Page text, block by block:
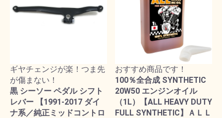
ギヤチェンジが楽！つま先
が傷まない！
黒 シーソー ペダル シフト
レバー 【1991-2017 ダイ
ナ系／純正ミッドコントロ
おすすめ商品です！
100％全合成 SYNTHETIC
20W50 エンジンオイル
（1L）【ALL HEAVY DUTY
FULL SYNTHETIC】ＡＬＬ